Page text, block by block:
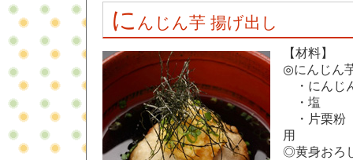
に んじん芋 揚げ出し
【材料】
◎にんじん
・にん
・
・片
用
◎黄身おろ